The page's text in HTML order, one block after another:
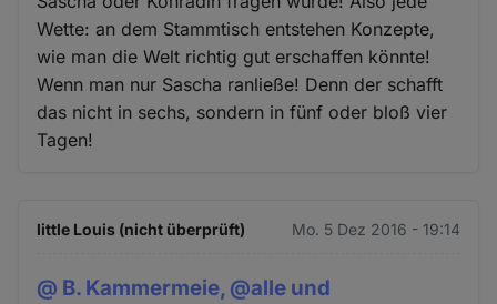
Wette: an dem Stammtisch entstehen Konzepte,
wie man die Welt richtig gut erschaffen könnte!
Wenn man nur Sascha ranließe! Denn der schafft
das nicht in sechs, sondern in fünf oder bloß vier
Tagen!
little Louis (nicht überprüft) Mo. 5 Dez 2016 - 19:14
@ B. Kammermeie, @alle und